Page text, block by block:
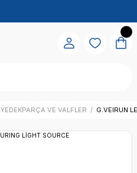
YEDEKPARÇA VE VALFLER G.VEIRUN